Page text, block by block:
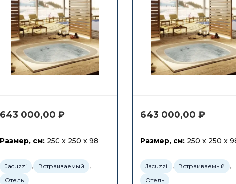
643 000,00 ₽
Размер, см:250 x 250 x 98
Jacuzzi , Встраиваемый ,
Отель
643 000,00 ₽
Размер, см:250 x 250 x
Jacuzzi , Встраиваемый ,
Отель